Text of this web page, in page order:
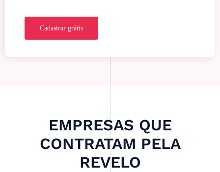
Cadastrar grátis
EMPRESAS QUE
CONTRATAM PELA
REVELO